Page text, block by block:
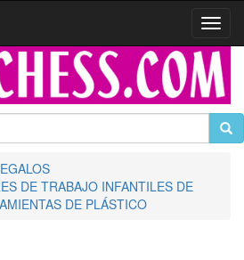
DE TRABAJO INFANTILES DE
DE PLÁSTICO